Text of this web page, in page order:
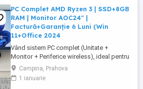
PC Complet AMD Ryzen 3 | SSD+8GB
RAM | Monitor AOC24" |
Factură+Garanție 6 Luni (Win
11+Office 2024
Vând sistem PC complet (Unitate +
Monitor + Periferice wireless), ideal pentru
Office, Școală online, Birou sau Jocuri
populare (CS2, LoL, Roblox, Minecraft).
Sistemul este gata de utilizare (Plug &
Campina, Prahova
1 ianuarie